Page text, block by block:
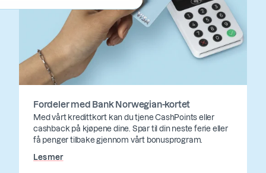
Fordeler med Bank Norwegian-kortet
Med vårt kredittkort kan du tjene CashPoints eller
cashback på kjøpene dine. Spar til din neste ferie eller
få penger tilbake gjennom vårt bonusprogram.
Les mer